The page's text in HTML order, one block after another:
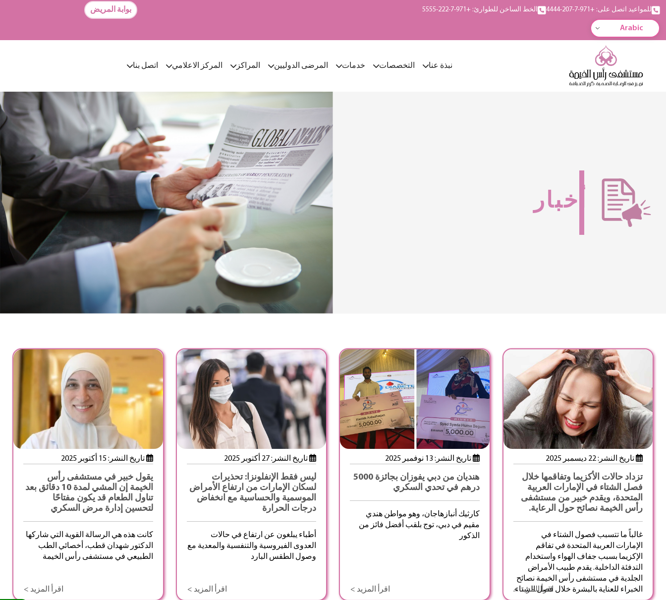
للمواعيد اتصل على: +971-7-207-4444 الخط الساخن للطوارئ: +971-7-222-5555 بوابة المريض
Arabic
نبذة عنا التخصصات خدمات المرضى الدوليين المراكز المركز الاعلامي اتصل بنا
أخبار
تاريخ النشر: 22 ديسمبر 2025
تزداد حالات الأكزيما وتفاقمها خلال
فصل الشتاء في الإمارات العربية
المتحدة، ويقدم خبير من مستشفى
رأس الخيمة نصائح حول الرعاية.
غالباً ما تتسبب فصول الشتاء في
الإمارات العربية المتحدة في تفاقم
الإكزيما بسبب جفاف الهواء واستخدام
التدفئة الداخلية. يقدم طبيب الأمراض
الجلدية في مستشفى رأس الخيمة نصائح
الخبراء للعناية بالبشرة خلال فصل الشتاء.
اقرأ المزيد >
تاريخ النشر: 13 نوفمبر 2025
هنديان من دبي يفوزان بجائزة 5000
درهم في تحدي السكري
كارثيك أنبازهاجان، وهو مواطن هندي
مقيم في دبي، توج بلقب أفضل فائز من
الذكور
اقرأ المزيد >
تاريخ النشر: 27 أكتوبر 2025
ليس فقط الإنفلونزا: تحذيرات
لسكان الإمارات من ارتفاع الأمراض
الموسمية والحساسية مع انخفاض
درجات الحرارة
أطباء يبلغون عن ارتفاع في حالات
العدوى الفيروسية والتنفسية والمعدية مع
وصول الطقس البارد
اقرأ المزيد >
تاريخ النشر: 15 أكتوبر 2025
يقول خبير في مستشفى رأس
الخيمة إن المشي لمدة 10 دقائق بعد
تناول الطعام قد يكون مفتاحًا
لتحسين إدارة مرض السكري
كانت هذه هي الرسالة القوية التي شاركها
الدكتور شهدان قطب، أخصائي الطب
الطبيعي في مستشفى رأس الخيمة
اقرأ المزيد >